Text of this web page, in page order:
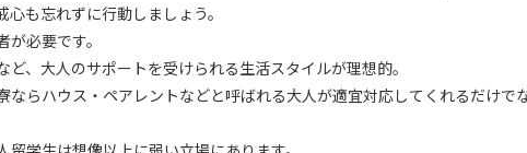
も忘れずに行動しましょう。
必要です。
、大人のサポートを受けられる生活スタイルが理想的。
ならハウス・ペアレントなどと呼ばれる大人が適宜対応してくれるだけで